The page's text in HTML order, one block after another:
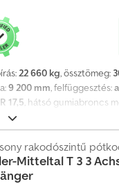
22 660 kg, össztömeg:
9 200 mm , felfüggesztés:
17,5 , hátsó gumiabroncs
levegős fék
alapján kerül
!, More Details: !
rakodószintű
MitteltalT 3 3